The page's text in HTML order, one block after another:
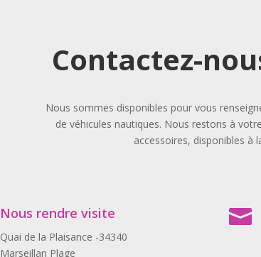
Contactez-
Nous sommes disponibles pour vous
de véhicules nautiques. Nous restons à
accessoires, disponibles à
Nous rendre visite
Quai de la Plaisance -34340
Marseillan Plage
